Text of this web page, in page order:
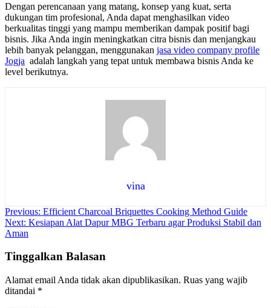
Dengan perencanaan yang matang, konsep yang kuat, serta
dukungan tim profesional, Anda dapat menghasilkan video
berkualitas tinggi yang mampu memberikan dampak positif bagi
bisnis. Jika Anda ingin meningkatkan citra bisnis dan menjangkau
lebih banyak pelanggan, menggunakan jasa video company profile
Jogja adalah langkah yang tepat untuk membawa bisnis Anda ke
level berikutnya.
vina
Navigasi
pos
Previous: Efficient Charcoal Briquettes Cooking Method Guide
Next: Kesiapan Alat Dapur MBG Terbaru agar Produksi Stabil dan
Aman
Tinggalkan Balasan
Alamat email Anda tidak akan dipublikasikan. Ruas yang wajib
ditandai *